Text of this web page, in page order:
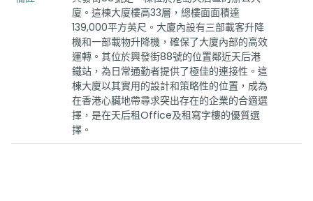
廈。這棟大廈樓高33層，總樓面面積達
139,000平方英尺。大廈內設有三部載客升降
機和一部載物升降機，確保了大廈內部的高效
運轉。其位於興發街88號的位置鄰近天后港
鐵站，為日常通勤者提供了極佳的連接性。這
棟大廈以其實用的設計和策略性的位置，成為
在香港心臟地帶尋求突出存在的企業的合適選
擇，是在天后租Office及租寫字樓的優質選
擇。